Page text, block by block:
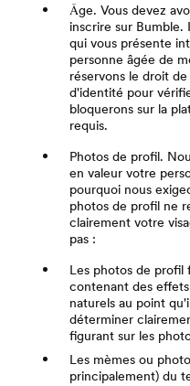
Âge. Vous devez
inscrire sur
qui vous présente
personne âgée de
réservons le droit
d'identité pour
bloquerons sur la
requis.
Photos de profil.
en valeur votre
pourquoi nous
photos de profil ne
clairement votre
pas :
Les photos de
contenant des
naturels au point
déterminer
figurant sur les
Les mèmes ou
principalement) du